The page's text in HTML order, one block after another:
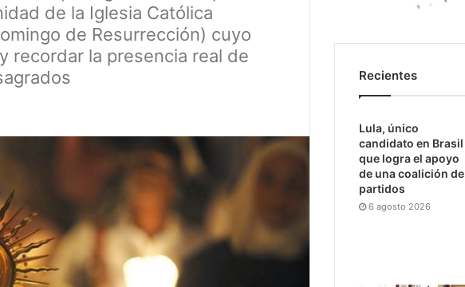
de la Iglesia Católica
de Resurrección) cuyo
recordar la presencia real de
Recientes
Lula, único
candidato en Brasil
que logra el apoyo
de una coalición de
partidos
6 agosto 2026